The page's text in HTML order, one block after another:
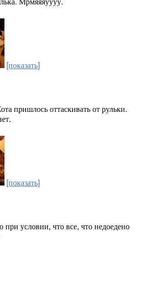
[показать]
пришлось оттаскивать от рульки.
[показать]
при условии, что все, что недоедено